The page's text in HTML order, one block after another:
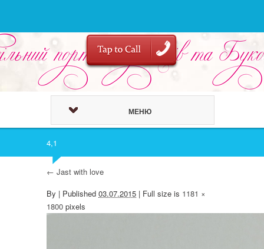
МЕНЮ
4,1
← Jast with love
By | Published 03.07.2015 | Full size is 1181 ×
1800 pixels